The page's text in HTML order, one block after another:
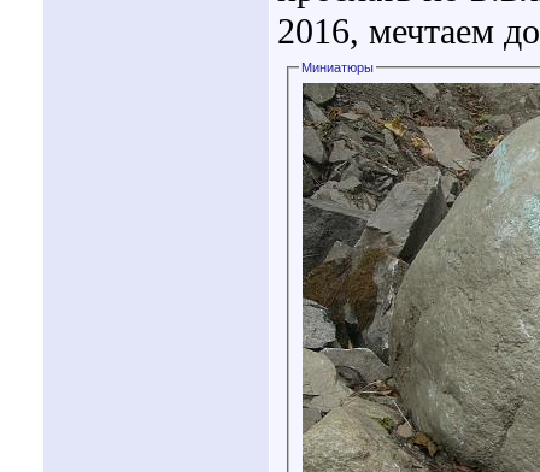
2016, мечтаем
Миниатюры